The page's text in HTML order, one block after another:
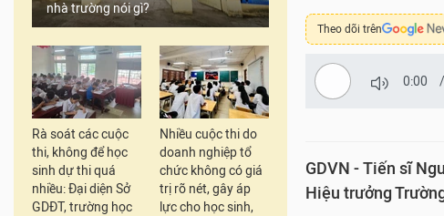
nhà trường nói gì?
Rà soát các cuộc
thi, không để học
sinh dự thi quá
nhiều: Đại diện Sở
GDĐT, trường học
Nhiều cuộc thi do
doanh nghiệp tổ
chức không có giá
trị rõ nét, gây áp
lực cho học sinh,
Theo dõi trên
0:00 /
GDVN - Tiến sĩ
Hiệu trưởng